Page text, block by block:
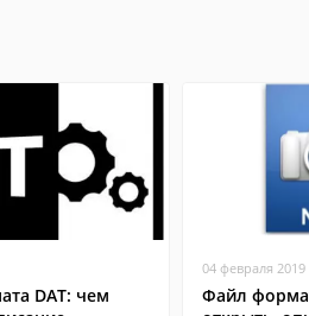
DAT: чем
04 февраля 2019
Файл